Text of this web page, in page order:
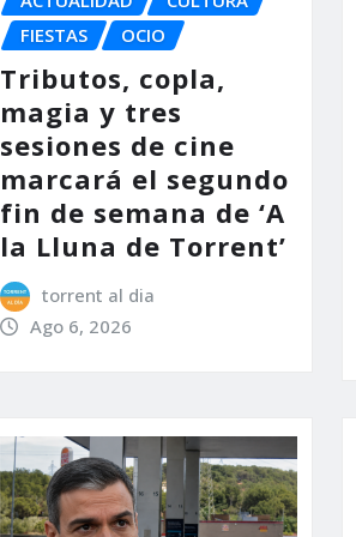
FIESTAS
OCIO
Tributos, copla,
magia y tres
sesiones de cine
marcará el segundo
fin de semana de ‘A
la Lluna de Torrent’
torrent al dia
Ago 6, 2026